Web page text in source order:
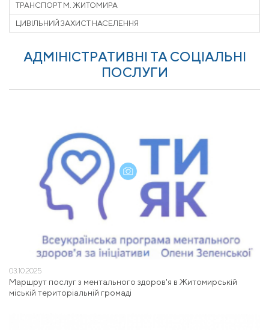
АДМІНІСТРАТИВНІ ТА СОЦІАЛЬНІ
ПОСЛУГИ
03.10.2025
Маршрут послуг з ментального здоров'я в Житомирській
міській територіальній громаді
ТРАНСПОРТ М. ЖИТОМИРА
ЦИВІЛЬНИЙ ЗАХИСТ НАСЕЛЕННЯ